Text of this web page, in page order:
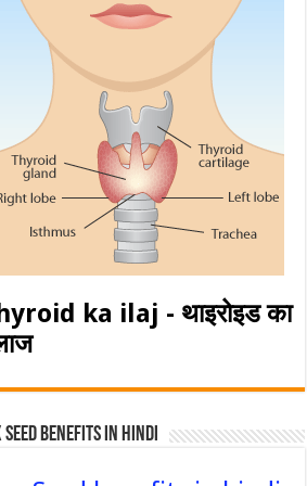
ka ilaj - थाइरोइड का
Seed Benefits in hindi